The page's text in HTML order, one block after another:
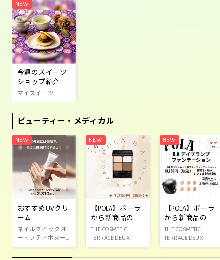
今週のスイーツ
ショップ紹介
マイスイーツ
ビューティー・メディカル
おすすめUVクリ
ーム
ネイルクイック オ
ー・プティボヌー
ル
【POLA】ポーラ
から新商品のお
知らせ‼️
THE COSMETIC
TERRACE DEUX
【POLA】ポーラ
から新商品のお
知らせ‼️
THE COSMETIC
TERRACE DEUX